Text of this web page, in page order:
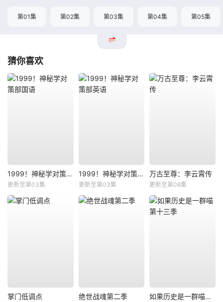
第01集 第02集 第03集 第04集 第05集
猜你喜欢
1999！神秘学对策部国语
更新至第03集
1999！神秘学对策部英语
更新至第03集
万古至尊：李云霄传
更新至第08集
掌门低调点 绝世战魂第二季 如果历史是一群喵第十三季